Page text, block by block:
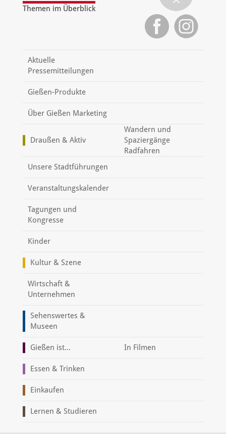
Themen im Überblick
Aktuelle
Pressemitteilungen
Gießen-Produkte
Über Gießen Marketing
Draußen & Aktiv
Wandern und
Spaziergänge
Radfahren
Unsere Stadtführungen
Veranstaltungskalender
Tagungen und
Kongresse
Kinder
Kultur & Szene
Wirtschaft &
Unternehmen
Sehenswertes &
Museen
Gießen ist... In Filmen
Essen & Trinken
Einkaufen
Lernen & Studieren